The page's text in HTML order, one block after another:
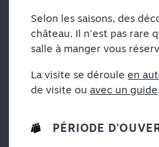
Selon les saisons, des
château. Il n'est pas rare
salle à manger vous
La visite se dérouleen
de visite ouavec un guide.
PÉRIODE